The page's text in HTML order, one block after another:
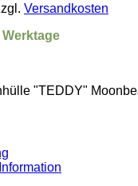
Versandkosten
Werktage
"TEDDY"